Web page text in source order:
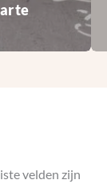
te
velden zijn